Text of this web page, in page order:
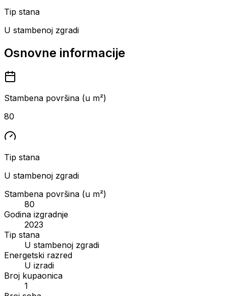
Tip stana
U stambenoj zgradi
Osnovne informacije
Stambena površina (u m²)
80
Tip stana
U stambenoj zgradi
Stambena površina (u m²)
80
Godina izgradnje
2023
Tip stana
U stambenoj zgradi
Energetski razred
U izradi
Broj kupaonica
1